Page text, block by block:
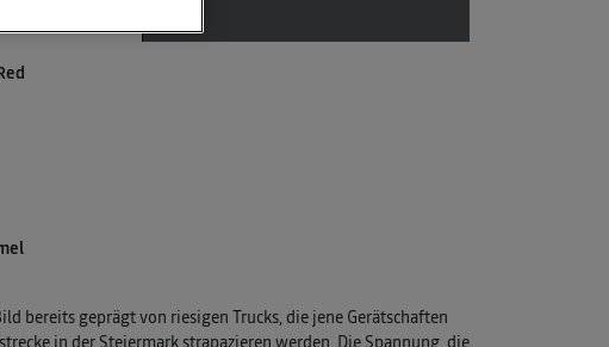
bereits geprägt von riesigen Trucks, die jene Gerätschaften
in der Steiermark strapazieren werden. Die Spannung, die